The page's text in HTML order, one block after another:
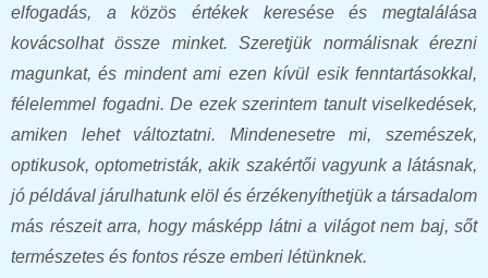
elfogadás, a közös értékek keresése és megtalálása
kovácsolhat össze minket. Szeretjük normálisnak érezni
magunkat, és mindent ami ezen kívül esik fenntartásokkal,
félelemmel fogadni. De ezek szerintem tanult viselkedések,
amiken lehet változtatni. Mindenesetre mi, szemészek,
optikusok, optometristák, akik szakértői vagyunk a látásnak,
jó példával járulhatunk elöl és érzékenyíthetjük a társadalom
más részeit arra, hogy másképp látni a világot nem baj, sőt
természetes és fontos része emberi létünknek.